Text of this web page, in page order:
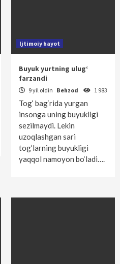
Ijtimoiy hayot
Buyuk yurtning ulug‘
farzandi
9 yil oldin Behzod 1 983
Tog‘ bag‘rida yurgan
insonga uning buyukligi
sezilmaydi. Lekin
uzoqlashgan sari
tog‘larning buyukligi
yaqqol namoyon bo‘ladi….